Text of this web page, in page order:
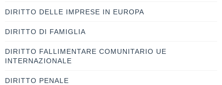
DIRITTO DELLE IMPRESE IN EUROPA
DIRITTO DI FAMIGLIA
DIRITTO FALLIMENTARE COMUNITARIO UE
INTERNAZIONALE
DIRITTO PENALE